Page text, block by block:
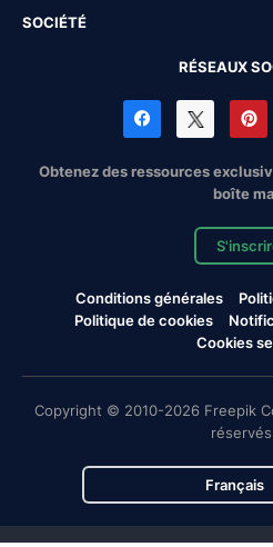
SOCIÉTÉ
RÉSEAUX
Obtenez des ressources
boîte
Conditions générales
Politique de cookies
Cookies
Copyright © 2010-2026 Freepik
Français